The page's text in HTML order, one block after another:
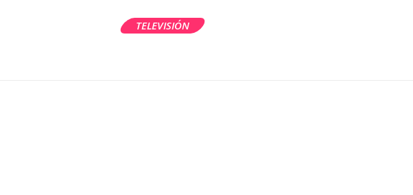
TELEVISIÓN